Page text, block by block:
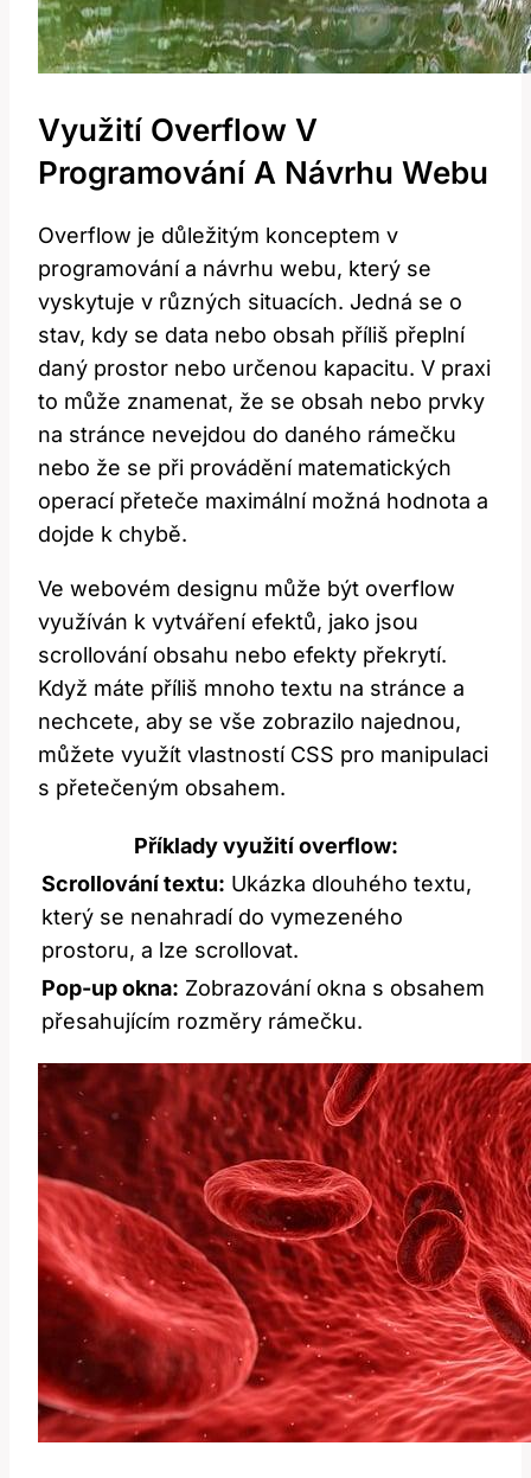
Využití Overflow V
Programování A Návrhu Webu
Overflow je důležitým konceptem v
programování a návrhu webu, který se
vyskytuje v různých situacích. Jedná se o
stav, kdy se data nebo obsah příliš přeplní
daný prostor nebo určenou kapacitu. V praxi
to může znamenat, že se obsah nebo prvky
na stránce nevejdou do daného rámečku
nebo že se při provádění matematických
operací přeteče maximální možná hodnota a
dojde k chybě.
Ve webovém designu může být overflow
využíván k vytváření efektů, jako jsou
scrollování obsahu nebo efekty překrytí.
Když máte příliš mnoho textu na stránce a
nechcete, aby se vše zobrazilo najednou,
můžete využít vlastností CSS pro manipulaci
s přetečeným obsahem.
Příklady využití overflow:
Scrollování textu: Ukázka dlouhého textu,
který se nenahradí do vymezeného
prostoru, a lze scrollovat.
Pop-up okna: Zobrazování okna s obsahem
přesahujícím rozměry rámečku.